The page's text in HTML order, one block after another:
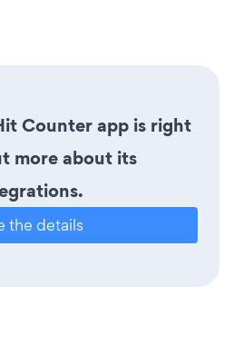
Counter app is right
more about its
the details